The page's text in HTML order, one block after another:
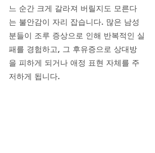
느 순간 크게 갈라져 버릴지도 모른다
는 불안감이 자리 잡습니다. 많은 남성
분들이 조루 증상으로 인해 반복적인 실
패를 경험하고, 그 후유증으로 상대방
을 피하게 되거나 애정 표현 자체를 주
저하게 됩니다.